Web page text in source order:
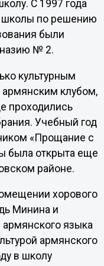
С 1997 года
школы по решению
были
№ 2.
культурным
клубом,
проходились
Учебный год
«Прощание с
была открыта еще
районе.
хорового
Минина и
языка
армянского
в школу